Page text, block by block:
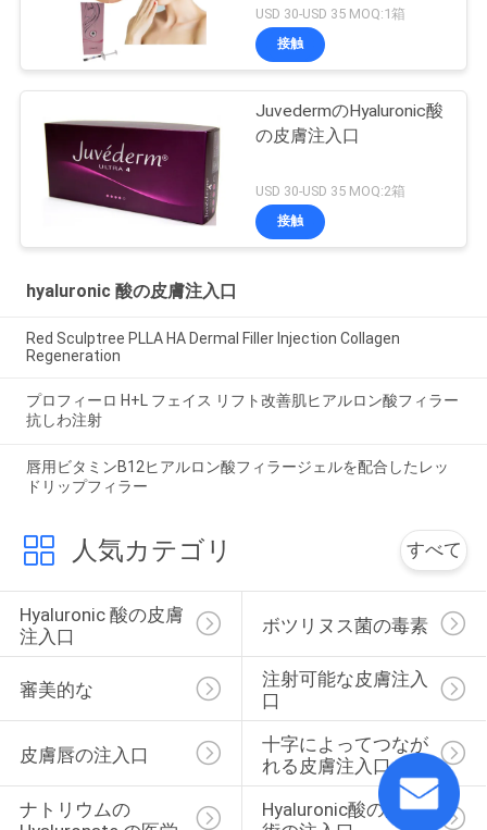
USD 30-USD 35 MOQ:1箱
接触
JuvedermのHyaluronic酸
の皮膚注入口
USD 30-USD 35 MOQ:2箱
接触
hyaluronic 酸の皮膚注入口
Red Sculptree PLLA HA Dermal Filler Injection Collagen
Regeneration
プロフィーロ H+L フェイス リフト改善肌ヒアルロン酸フィラー
抗しわ注射
唇用ビタミンB12ヒアルロン酸フィラージェルを配合したレッ
ドリップフィラー
人気カテゴリ すべて
Hyaluronic 酸の皮膚
注入口
ボツリヌス菌の毒素
審美的な
注射可能な皮膚注入
口
皮膚唇の注入口
十字によってつなが
れる皮膚注入口
ナトリウムの
Hyaluronic酸の美顔